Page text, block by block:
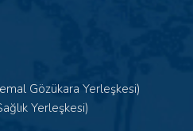
Gözükara Yerleşkesi)
Yerleşkesi)